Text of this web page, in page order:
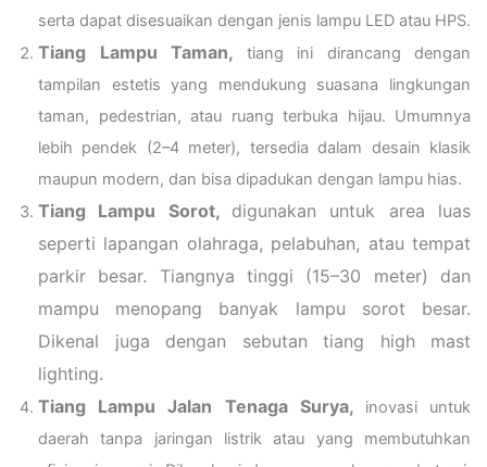
serta dapat disesuaikan dengan jenis lampu LED atau HPS.
Tiang Lampu Taman, tiang ini dirancang dengan
tampilan estetis yang mendukung suasana lingkungan
taman, pedestrian, atau ruang terbuka hijau. Umumnya
lebih pendek (2–4 meter), tersedia dalam desain klasik
maupun modern, dan bisa dipadukan dengan lampu hias.
Tiang Lampu Sorot, digunakan untuk area luas
seperti lapangan olahraga, pelabuhan, atau tempat
parkir besar. Tiangnya tinggi (15–30 meter) dan
mampu menopang banyak lampu sorot besar.
Dikenal juga dengan sebutan tiang high mast
lighting.
Tiang Lampu Jalan Tenaga Surya,
inovasi untuk
daerah tanpa jaringan listrik atau yang membutuhkan